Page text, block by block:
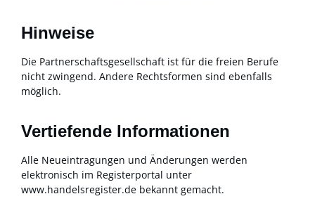
Hinweise
Die Partnerschaftsgesellschaft ist für die freien Berufe
nicht zwingend. Andere Rechtsformen sind ebenfalls
möglich.
Vertiefende Informationen
Alle Neueintragungen und Änderungen werden
elektronisch im Registerportal unter
www.handelsregister.de bekannt gemacht.